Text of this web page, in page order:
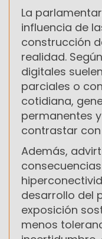
La
influencia de
construcción
realidad.
digitales
parciales o
cotidiana,
permanentes
contrastar con
Además,
desarrollo del
exposición
menos